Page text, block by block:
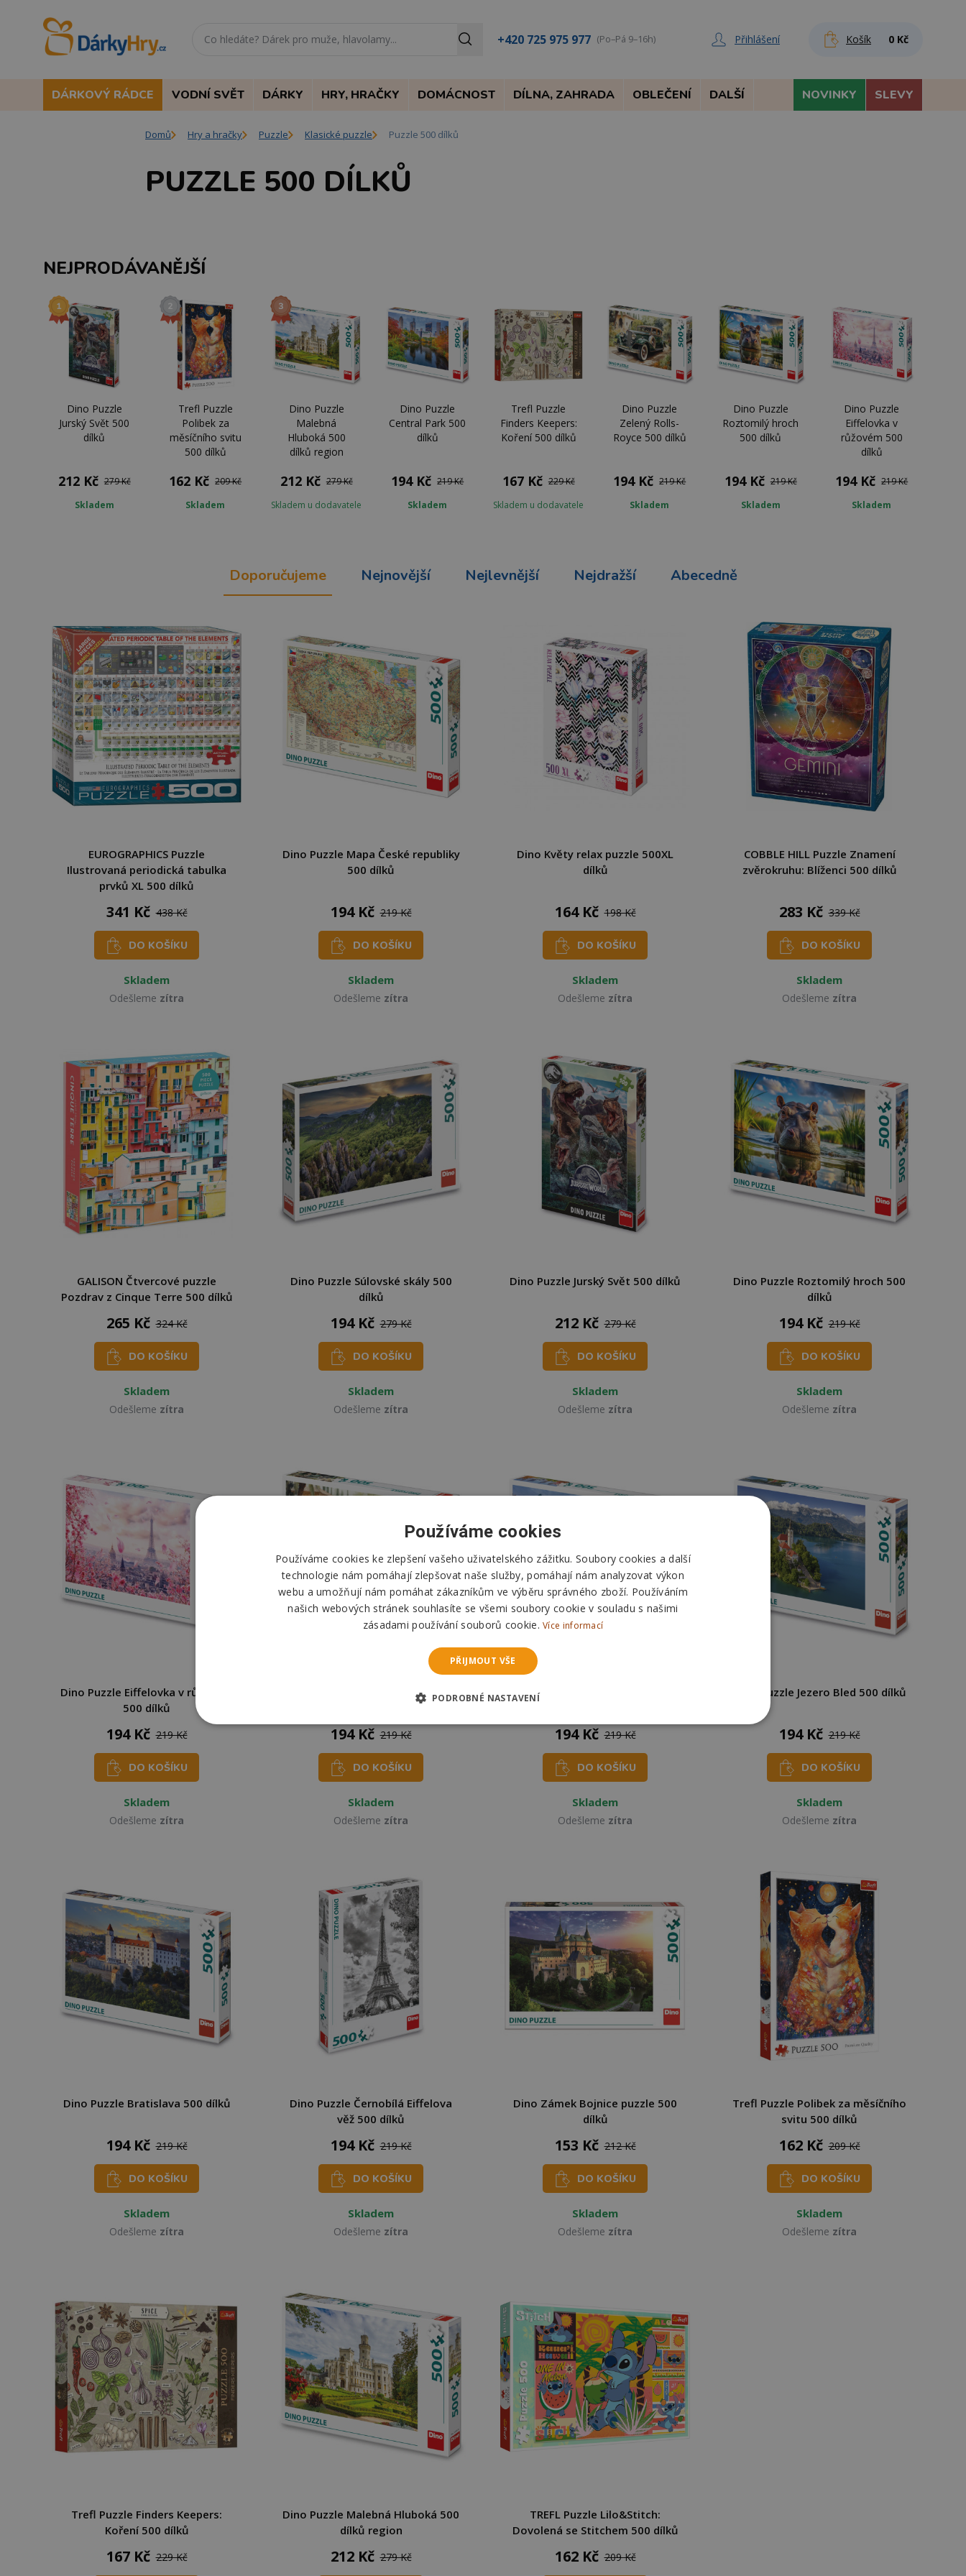
+420 725 975 977 (Po–Pá 9–16h) Přihlášení Košík 0 Kč
DÁRKOVÝ RÁDCE VODNÍ SVĚT DÁRKY HRY, HRAČKY DOMÁCNOST DÍLNA, ZAHRADA OBLEČENÍ DALŠÍ NOVINKY SLEVY
Domů Hry a hračky Puzzle Klasické puzzle Puzzle 500 dílků
PUZZLE 500 DÍLKŮ
NEJPRODÁVANĚJŠÍ
Dino Puzzle
Jurský Svět 500
dílků
212 Kč 279 Kč
Skladem
Trefl Puzzle
Polibek za
měsíčního svitu
500 dílků
162 Kč 209 Kč
Skladem
Dino Puzzle
Malebná
Hluboká 500
dílků region
212 Kč 279 Kč
Skladem u dodavatele
Dino Puzzle
Central Park 500
dílků
194 Kč 219 Kč
Skladem
Trefl Puzzle
Finders Keepers:
Koření 500 dílků
167 Kč 229 Kč
Skladem u dodavatele
Dino Puzzle
Zelený Rolls-
Royce 500 dílků
194 Kč 219 Kč
Skladem
Dino Puzzle
Roztomilý hroch
500 dílků
194 Kč 219 Kč
Skladem
Dino Puzzle
Eiffelovka v
růžovém 500
dílků
194 Kč 219 Kč
Skladem
Doporučujeme Nejnovější Nejlevnější Nejdražší Abecedně
EUROGRAPHICS Puzzle
Ilustrovaná periodická tabulka
prvků XL 500 dílků
341 Kč 438 Kč
DO KOŠÍKU
Skladem
Odešleme zítra
Dino Puzzle Mapa České republiky
500 dílků
194 Kč 219 Kč
DO KOŠÍKU
Skladem
Odešleme zítra
Dino Květy relax puzzle 500XL
dílků
164 Kč 198 Kč
DO KOŠÍKU
Skladem
Odešleme zítra
COBBLE HILL Puzzle Znamení
zvěrokruhu: Blíženci 500 dílků
283 Kč 339 Kč
DO KOŠÍKU
Skladem
Odešleme zítra
GALISON Čtvercové puzzle
Pozdrav z Cinque Terre 500 dílků
265 Kč 324 Kč
DO KOŠÍKU
Skladem
Odešleme zítra
Dino Puzzle Súlovské skály 500
dílků
194 Kč 279 Kč
DO KOŠÍKU
Skladem
Odešleme zítra
Dino Puzzle Jurský Svět 500 dílků
212 Kč 279 Kč
DO KOŠÍKU
Skladem
Odešleme zítra
Dino Puzzle Roztomilý hroch 500
dílků
194 Kč 219 Kč
DO KOŠÍKU
Skladem
Odešleme zítra
Dino Puzzle Eiffelovka v růžovém
500 dílků
194 Kč 219 Kč
DO KOŠÍKU
Skladem
Odešleme zítra
Dino Puzzle Zelený Rolls-Royce
194 Kč 219 Kč
DO KOŠÍKU
Skladem
Odešleme zítra
Dino Puzzle Central Park 500 dílků
194 Kč 219 Kč
DO KOŠÍKU
Skladem
Odešleme zítra
Dino Puzzle Jezero Bled 500 dílků
194 Kč 219 Kč
DO KOŠÍKU
Skladem
Odešleme zítra
Dino Puzzle Bratislava 500 dílků
194 Kč 219 Kč
DO KOŠÍKU
Skladem
Odešleme zítra
Dino Puzzle Černobílá Eiffelova
věž 500 dílků
194 Kč 219 Kč
DO KOŠÍKU
Skladem
Odešleme zítra
Dino Zámek Bojnice puzzle 500
dílků
153 Kč 212 Kč
DO KOŠÍKU
Skladem
Odešleme zítra
Trefl Puzzle Polibek za měsíčního
svitu 500 dílků
162 Kč 209 Kč
DO KOŠÍKU
Skladem
Odešleme zítra
Trefl Puzzle Finders Keepers:
Koření 500 dílků
167 Kč 229 Kč
Dino Puzzle Malebná Hluboká 500
dílků region
212 Kč 279 Kč
TREFL Puzzle Lilo&Stitch:
Dovolená se Stitchem 500 dílků
162 Kč 209 Kč
Používáme cookies
Používáme cookies ke zlepšení vašeho uživatelského zážitku. Soubory cookies a další
technologie nám pomáhají zlepšovat naše služby, pomáhají nám analyzovat výkon
webu a umožňují nám pomáhat zákazníkům ve výběru správného zboží. Používáním
našich webových stránek souhlasíte se všemi soubory cookie v souladu s našimi
zásadami používání souborů cookie.Více informací
PŘIJMOUT VŠE
PODROBNÉ NASTAVENÍ